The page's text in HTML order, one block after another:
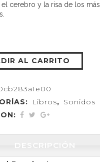
cerebro y la risa de los más
AL CARRITO
Libros, Sonidos
DESCRIPCIÓN